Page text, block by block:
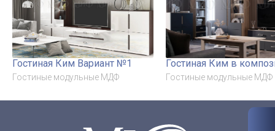
Гостиная Ким Вариант №1
Гостиные модульные МДФ
Гостиная Ким в
Гостиные модульные МДФ